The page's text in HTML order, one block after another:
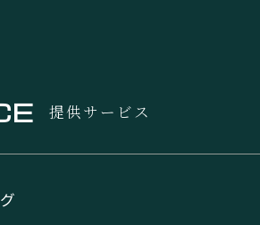
提供サービス